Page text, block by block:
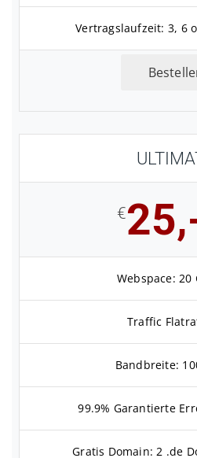
Vertragslaufzeit: 3, 6
€
Webspace: 20
Traffic
Bandbreite:
99.9% Garantierte
Gratis Domain: 2 .de